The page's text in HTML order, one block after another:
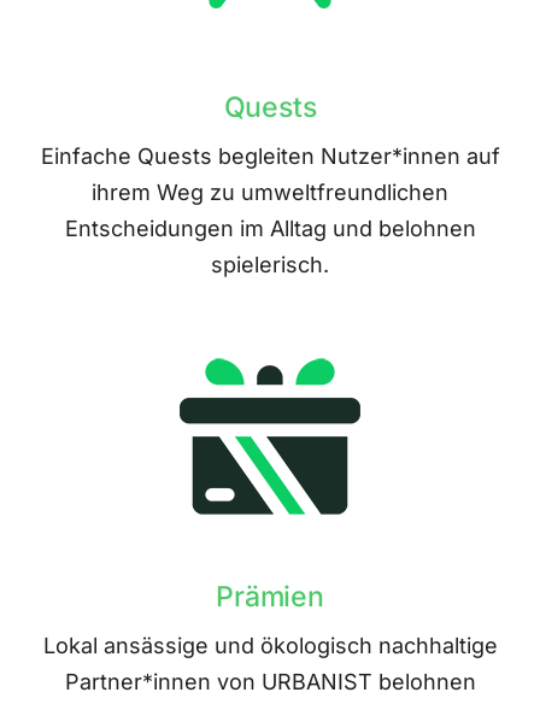
Quests
Einfache Quests begleiten Nutzer*innen auf
ihrem Weg zu umweltfreundlichen
Entscheidungen im Alltag und belohnen
spielerisch.
Prämien
Lokal ansässige und ökologisch nachhaltige
Partner*innen von URBANIST belohnen